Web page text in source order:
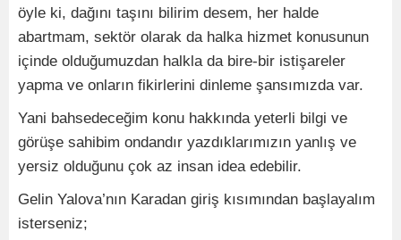
öyle ki, dağını taşını bilirim desem, her halde
abartmam, sektör olarak da halka hizmet konusunun
içinde olduğumuzdan halkla da bire-bir istişareler
yapma ve onların fikirlerini dinleme şansımızda var.
Yani bahsedeceğim konu hakkında yeterli bilgi ve
görüşe sahibim ondandır yazdıklarımızın yanlış ve
yersiz olduğunu çok az insan idea edebilir.
Gelin Yalova’nın Karadan giriş kısımından başlayalım
isterseniz;